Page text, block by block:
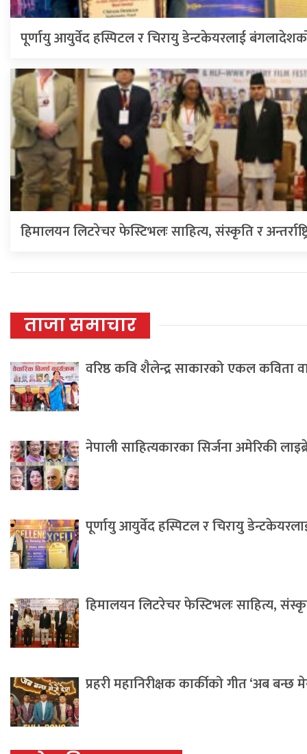
पूर्णायु आयुर्वेद हस्पिटल र चिरायु डेन्टकेयरलाई
हिमालयन लिटरेचर फेस्टिभलः साहित्य, संस्कृति र
ताजा समाचार
वरिष्ठ कवि शैलेन्द्र साकारको एकल कविता
नेपाली साहित्यकारका सिर्जना अमेरिकी
पूर्णायु आयुर्वेद हस्पिटल र चिरायु
हिमालयन लिटरेचर फेस्टिभलः साहित्य,
प्रहरी महानिरीक्षक कार्कीको गीत ‘अब बन्छ